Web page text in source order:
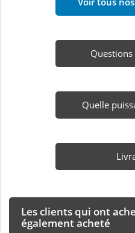
Quelle
Les clients qui ont
également acheté